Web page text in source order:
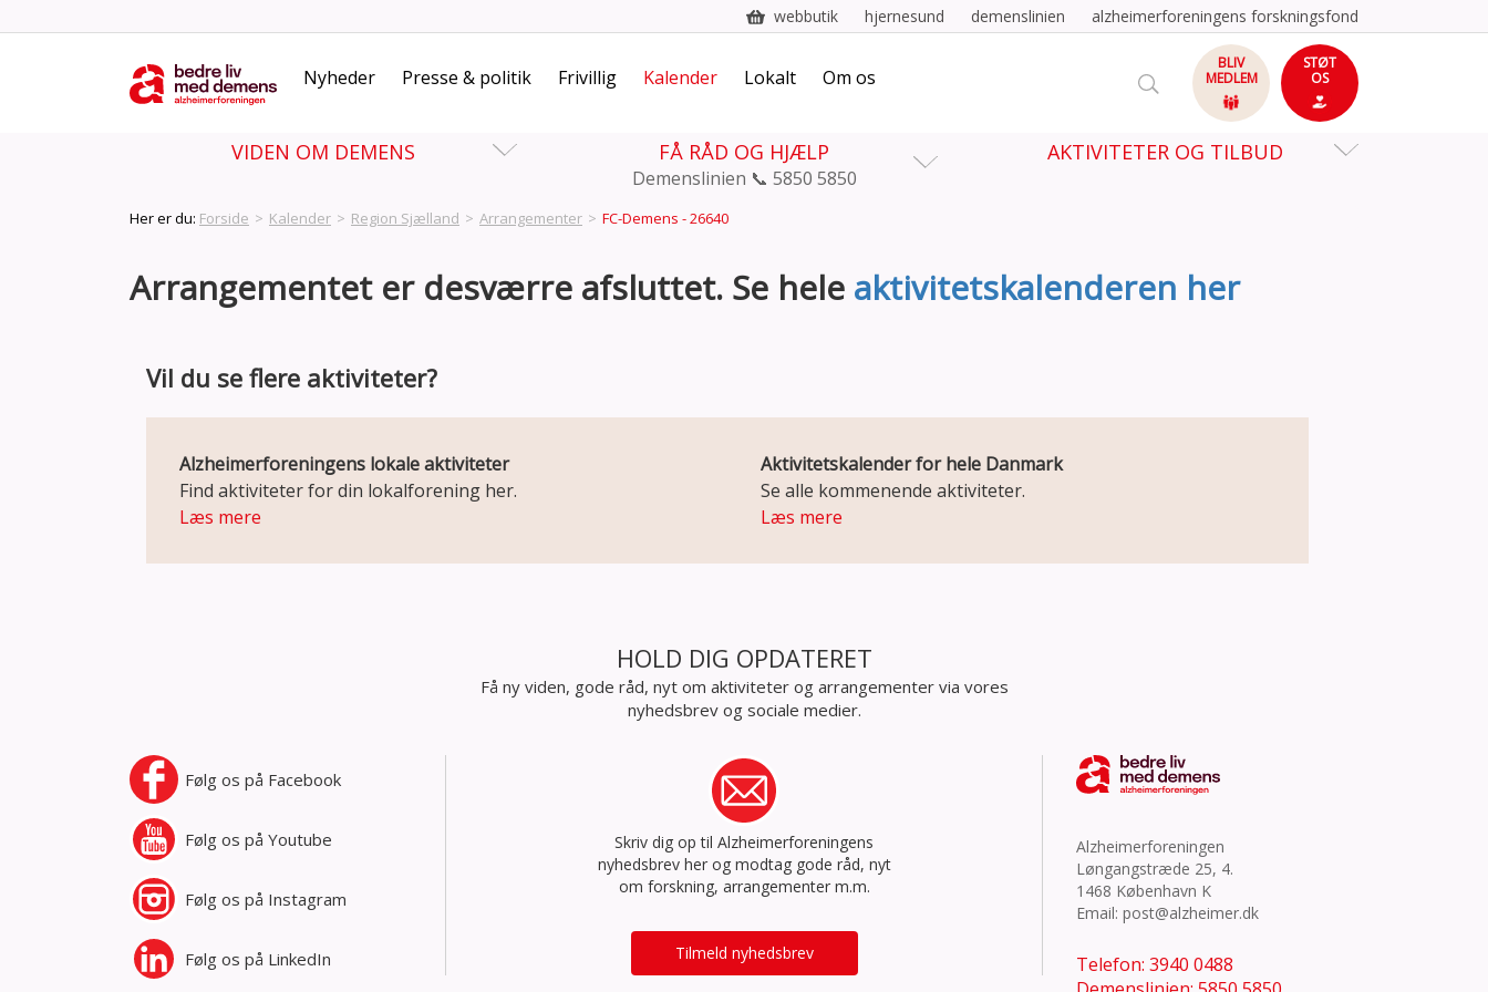
webbutik hjernesund demenslinien alzheimerforeningens forskningsfond
Nyheder Presse & politik Frivillig Kalender Lokalt Om os
BLIV
MEDLEM
STØT
OS
VIDEN OM DEMENS FÅ RÅD OG HJÆLP
Demenslinien 📞 5850 5850
AKTIVITETER OG TILBUD
Her er du: Forside > Kalender > Region Sjælland > Arrangementer > FC-Demens - 26640
Arrangementet er desværre afsluttet. Se hele aktivitetskalenderen her
Vil du se flere aktiviteter?
Alzheimerforeningens lokale aktiviteter
Find aktiviteter for din lokalforening her.
Læs mere
Aktivitetskalender for hele Danmark
Se alle kommenende aktiviteter.
Læs mere
HOLD DIG OPDATERET
Få ny viden, gode råd, nyt om aktiviteter og arrangementer via vores
nyhedsbrev og sociale medier.
Skriv dig op til Alzheimerforeningens
nyhedsbrev her og modtag gode råd, nyt
om forskning, arrangementer m.m.
Tilmeld nyhedsbrev
Følg os på Facebook
Følg os på Youtube
Følg os på Instagram
Følg os på LinkedIn
Alzheimerforeningen
Løngangstræde 25, 4.
1468 København K
Email: post@alzheimer.dk
Telefon: 3940 0488